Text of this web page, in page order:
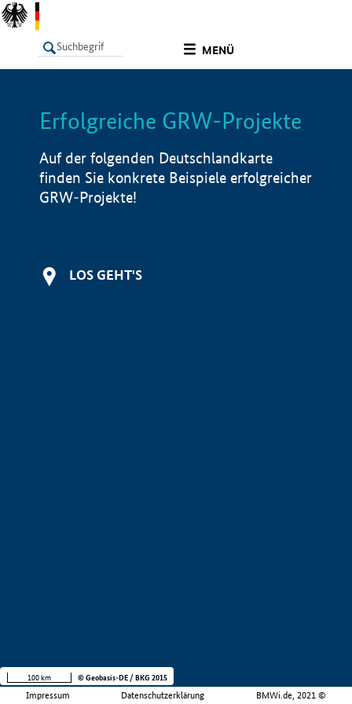
MENÜ
LISTE Info
Erfolgreiche GRW-Projekte
Auf der folgenden Deutschlandkarte
finden Sie konkrete Beispiele erfolgreicher
GRW-Projekte!
LOS GEHT'S
Impressum Datenschutzerklärung BMWi.de, 2021 ©
100 km © Geobasis-DE / BKG 2015